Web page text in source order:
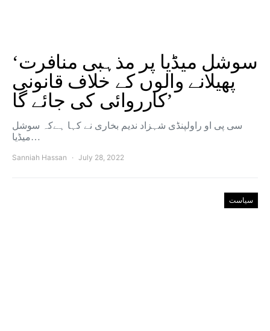
‘سوشل میڈیا پر مذہبی منافرت
پھیلانے والوں کے خلاف قانونی
کارروائی کی جائے گا’
سی پی او راولپنڈی شہزاد ندیم بخاری نے کہا ہےکہ سوشل
میڈیا…
Sanniah Hassan July 28, 2022
سیاست